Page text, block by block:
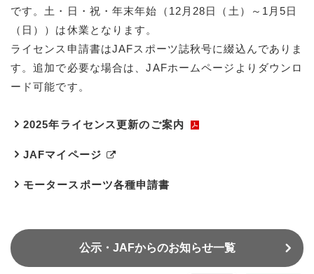
です。土・日・祝・年末年始（12月28日（土）～1月5日
（日））は休業となります。
ライセンス申請書はJAFスポーツ誌秋号に綴込んでありま
す。追加で必要な場合は、JAFホームページよりダウンロ
ード可能です。
2025年ライセンス更新のご案内
JAFマイページ
モータースポーツ各種申請書
公示・JAFからのお知らせ一覧